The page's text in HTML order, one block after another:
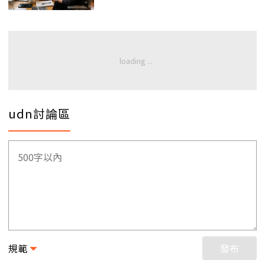
udn討論區
規範 發布